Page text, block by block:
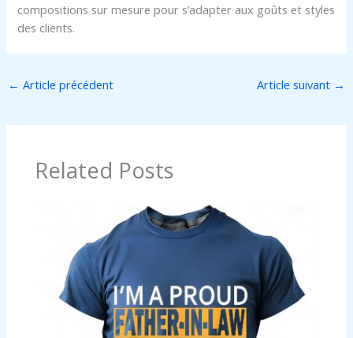
compositions sur mesure pour s’adapter aux goûts et styles
des clients.
← Article précédent Article suivant →
Related Posts